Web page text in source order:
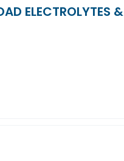
ELECTROLYTES &